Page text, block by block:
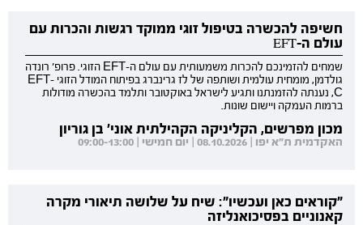
חשיפה להכשרה בטיפול זוגי ממוקד רגשות והכרות עם
עולם ה-EFT
שמחים להזמינכם להכרות משמעותית עם עולם ה-EFT הזוגי. פרופ' רונדה
גולדמן, מומחית עולמית ושותפה של לז גרינברג בפיתוח המודל הזוגי EFT-
C, נענתה להזמנתנו ותגיע לישראל באוקטובר ותלמד בהכשרה מודולות
ברמות העמקה ויישום שונות.
מכון מפרשים, הקליניקה הקהילתית אוני' בן גוריון
האקדמית ת"א יפו | 08.10.2026 | יום חמישי | 09:00-13:00
"קוראים כאן ועכשיו": שיח על שלושה תיאורי מקרה
קאנוניים בפסיכואנליזה